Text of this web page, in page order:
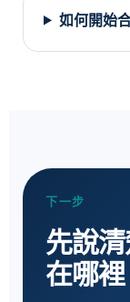
如何開始
下一步
先說
在哪裡